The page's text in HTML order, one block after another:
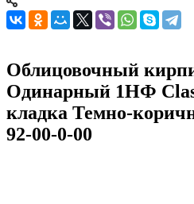
Облицовочный
Одинарный 1НФ
кладка Темно-
92-00-0-00